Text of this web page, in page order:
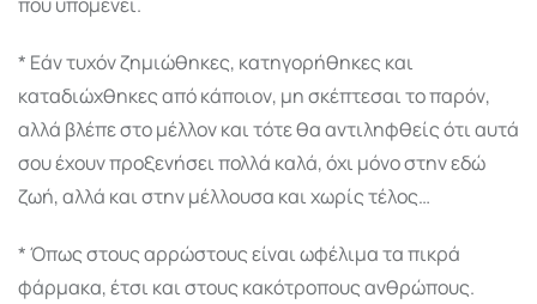
* Εάν τυχόν ζημιώθηκες, κατηγορήθηκες και
καταδιώχθηκες από κάποιον, μη σκέπτεσαι το πα­ρόν,
αλλά βλέπε στο μέλλον και τότε θα αντιληφθείς ότι αυτά
σου έχουν προξενήσει πολλά καλά, όχι μόνο στην εδώ
ζωή, αλλά και στην μέλλουσα και χωρίς τέλος…
* Όπως στους αρρώστους είναι ωφέλιμα τα πι­κρά
φάρμακα, έτσι και στους κακότροπους ανθρώ­πους.